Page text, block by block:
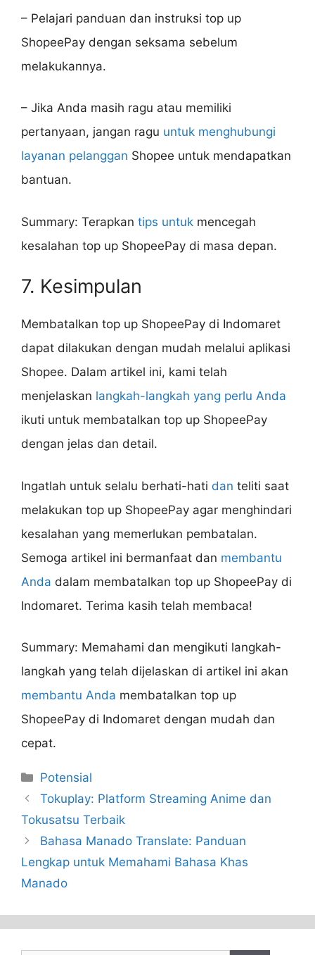
– Pelajari panduan dan instruksi top up
ShopeePay dengan seksama sebelum
melakukannya.
– Jika Anda masih ragu atau memiliki
pertanyaan, jangan ragu untuk menghubungi
layanan pelanggan Shopee untuk mendapatkan
bantuan.
Summary: Terapkan tips untuk mencegah
kesalahan top up ShopeePay di masa depan.
7. Kesimpulan
Membatalkan top up ShopeePay di Indomaret
dapat dilakukan dengan mudah melalui aplikasi
Shopee. Dalam artikel ini, kami telah
menjelaskan langkah-langkah yang perlu Anda
ikuti untuk membatalkan top up ShopeePay
dengan jelas dan detail.
Ingatlah untuk selalu berhati-hati dan teliti saat
melakukan top up ShopeePay agar menghindari
kesalahan yang memerlukan pembatalan.
Semoga artikel ini bermanfaat dan membantu
Anda dalam membatalkan top up ShopeePay di
Indomaret. Terima kasih telah membaca!
Summary: Memahami dan mengikuti langkah-
langkah yang telah dijelaskan di artikel ini akan
membantu Anda membatalkan top up
ShopeePay di Indomaret dengan mudah dan
cepat.
Categories
Potensial
Tokuplay: Platform Streaming Anime dan
Tokusatsu Terbaik
Bahasa Manado Translate: Panduan
Lengkap untuk Memahami Bahasa Khas
Manado